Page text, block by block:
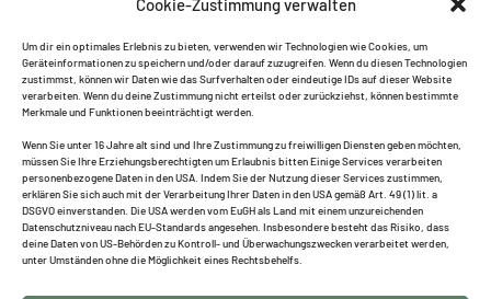
Cookie-Zustimmung verwalten
Um dir ein optimales Erlebnis zu bieten, verwenden wir Technologien wie Cookies, um
Geräteinformationen zu speichern und/oder darauf zuzugreifen. Wenn du diesen Technologien
zustimmst, können wir Daten wie das Surfverhalten oder eindeutige IDs auf dieser Website
verarbeiten. Wenn du deine Zustimmung nicht erteilst oder zurückziehst, können bestimmte
Merkmale und Funktionen beeinträchtigt werden.
Wenn Sie unter 16 Jahre alt sind und Ihre Zustimmung zu freiwilligen Diensten geben möchten,
müssen Sie Ihre Erziehungsberechtigten um Erlaubnis bitten Einige Services verarbeiten
personenbezogene Daten in den USA. Indem Sie der Nutzung dieser Services zustimmen,
erklären Sie sich auch mit der Verarbeitung Ihrer Daten in den USA gemäß Art. 49 (1) lit. a
DSGVO einverstanden. Die USA werden vom EuGH als Land mit einem unzureichenden
Datenschutzniveau nach EU-Standards angesehen. Insbesondere besteht das Risiko, dass
deine Daten von US-Behörden zu Kontroll- und Überwachungszwecken verarbeitet werden,
unter Umständen ohne die Möglichkeit eines Rechtsbehelfs.
Cookie-Richtlinie
(EU)
Empfehle uns weiter ♥
Suche